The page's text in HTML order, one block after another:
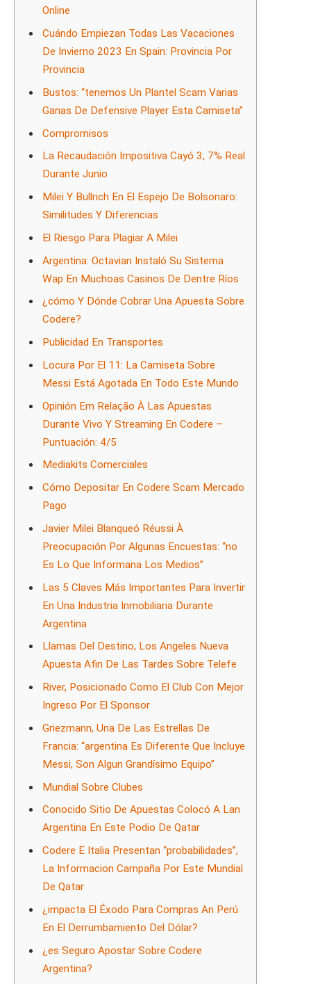
Online
Cuándo Empiezan Todas Las Vacaciones
De Invierno 2023 En Spain: Provincia Por
Provincia
Bustos: “tenemos Un Plantel Scam Varias
Ganas De Defensive Player Esta Camiseta”
Compromisos
La Recaudación Impositiva Cayó 3, 7% Real
Durante Junio
Milei Y Bullrich En El Espejo De Bolsonaro:
Similitudes Y Diferencias
El Riesgo Para Plagiar A Milei
Argentina: Octavian Instaló Su Sistema
Wap En Muchoas Casinos De Dentre Ríos
¿cómo Y Dónde Cobrar Una Apuesta Sobre
Codere?
Publicidad En Transportes
Locura Por El 11: La Camiseta Sobre
Messi Está Agotada En Todo Este Mundo
Opinión Em Relação À Las Apuestas
Durante Vivo Y Streaming En Codere –
Puntuación: 4/5
Mediakits Comerciales
Cómo Depositar En Codere Scam Mercado
Pago
Javier Milei Blanqueó Réussi À
Preocupación Por Algunas Encuestas: “no
Es Lo Que Informana Los Medios”
Las 5 Claves Más Importantes Para Invertir
En Una Industria Inmobiliaria Durante
Argentina
Llamas Del Destino, Los Angeles Nueva
Apuesta Afin De Las Tardes Sobre Telefe
River, Posicionado Como El Club Con Mejor
Ingreso Por El Sponsor
Griezmann, Una De Las Estrellas De
Francia: “argentina Es Diferente Que Incluye
Messi, Son Algun Grandísimo Equipo”
Mundial Sobre Clubes
Conocido Sitio De Apuestas Colocó A Lan
Argentina En Este Podio De Qatar
Codere E Italia Presentan “probabilidades”,
La Informacion Campaña Por Este Mundial
De Qatar
¿impacta El Éxodo Para Compras An Perú
En El Derrumbamiento Del Dólar?
¿es Seguro Apostar Sobre Codere
Argentina?